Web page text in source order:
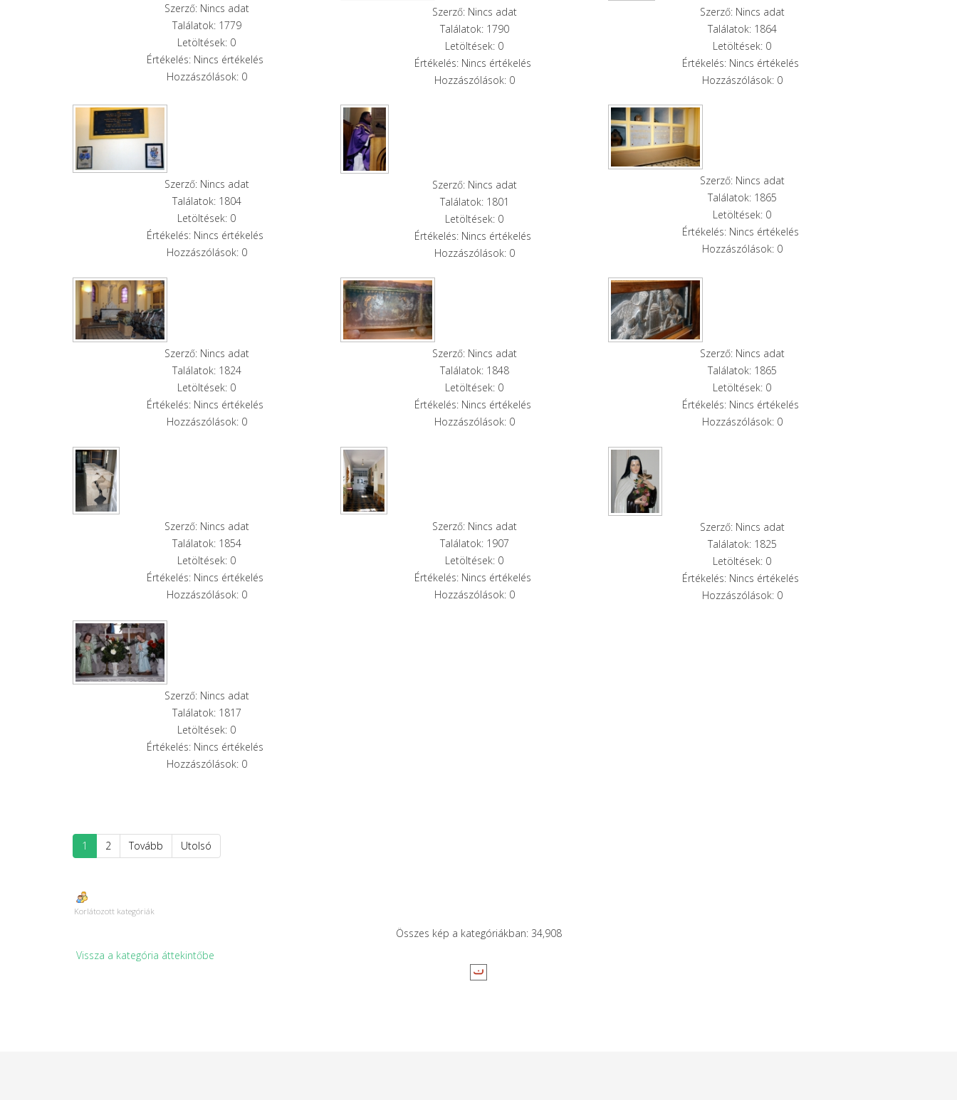
Szerző: Nincs adat
Találatok: 1779
Letöltések: 0
Értékelés: Nincs értékelés
Hozzászólások: 0
Szerző: Nincs adat
Találatok: 1790
Letöltések: 0
Értékelés: Nincs értékelés
Hozzászólások: 0
Szerző: Nincs adat
Találatok: 1864
Letöltések: 0
Értékelés: Nincs értékelés
Hozzászólások: 0
Szerző: Nincs adat
Találatok: 1804
Letöltések: 0
Értékelés: Nincs értékelés
Hozzászólások: 0
Szerző: Nincs adat
Találatok: 1801
Letöltések: 0
Értékelés: Nincs értékelés
Hozzászólások: 0
Szerző: Nincs adat
Találatok: 1865
Letöltések: 0
Értékelés: Nincs értékelés
Hozzászólások: 0
Szerző: Nincs adat
Találatok: 1824
Letöltések: 0
Értékelés: Nincs értékelés
Hozzászólások: 0
Szerző: Nincs adat
Találatok: 1848
Letöltések: 0
Értékelés: Nincs értékelés
Hozzászólások: 0
Szerző: Nincs adat
Találatok: 1865
Letöltések: 0
Értékelés: Nincs értékelés
Hozzászólások: 0
Szerző: Nincs adat
Találatok: 1854
Letöltések: 0
Értékelés: Nincs értékelés
Hozzászólások: 0
Szerző: Nincs adat
Találatok: 1907
Letöltések: 0
Értékelés: Nincs értékelés
Hozzászólások: 0
Szerző: Nincs adat
Találatok: 1825
Letöltések: 0
Értékelés: Nincs értékelés
Hozzászólások: 0
Szerző: Nincs adat
Találatok: 1817
Letöltések: 0
Értékelés: Nincs értékelés
Hozzászólások: 0
1 2 Tovább Utolsó
Korlátozott kategóriák
Összes kép a kategóriákban: 34,908
Vissza a kategória áttekintőbe